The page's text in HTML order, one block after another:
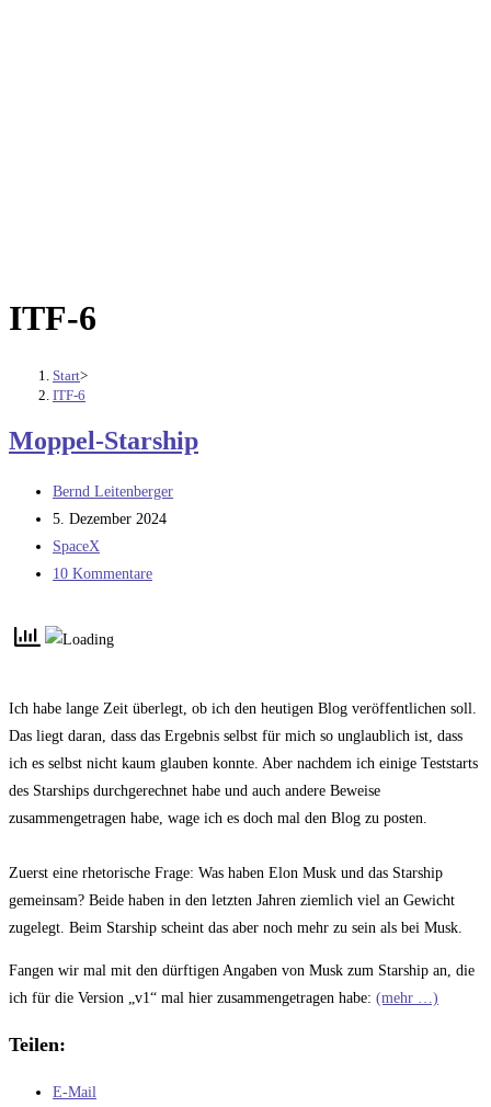
ITF-6
Start>
ITF-6
Moppel-Starship
Beitrags-
Autor:
Bernd Leitenberger
Beitrag
veröffentlicht:
5. Dezember 2024
Beitrags-
Kategorie:
SpaceX
Beitrags-
10 Kommentare
Ich habe lange Zeit überlegt, ob ich den heutigen Blog veröffentlichen soll.
Das liegt daran, dass das Ergebnis selbst für mich so unglaublich ist, dass
ich es selbst nicht kaum glauben konnte. Aber nachdem ich einige Teststarts
des Starships durchgerechnet habe und auch andere Beweise
zusammengetragen habe, wage ich es doch mal den Blog zu posten.
Zuerst eine rhetorische Frage: Was haben Elon Musk und das Starship
gemeinsam? Beide haben in den letzten Jahren ziemlich viel an Gewicht
zugelegt. Beim Starship scheint das aber noch mehr zu sein als bei Musk.
Fangen wir mal mit den dürftigen Angaben von Musk zum Starship an, die
ich für die Version „v1“ mal hier zusammengetragen habe: (mehr …)
Teilen:
E-Mail